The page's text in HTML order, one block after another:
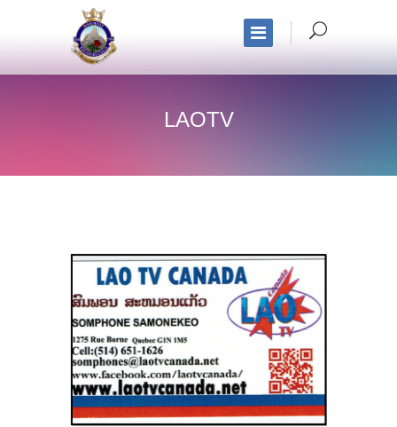
LAOTV